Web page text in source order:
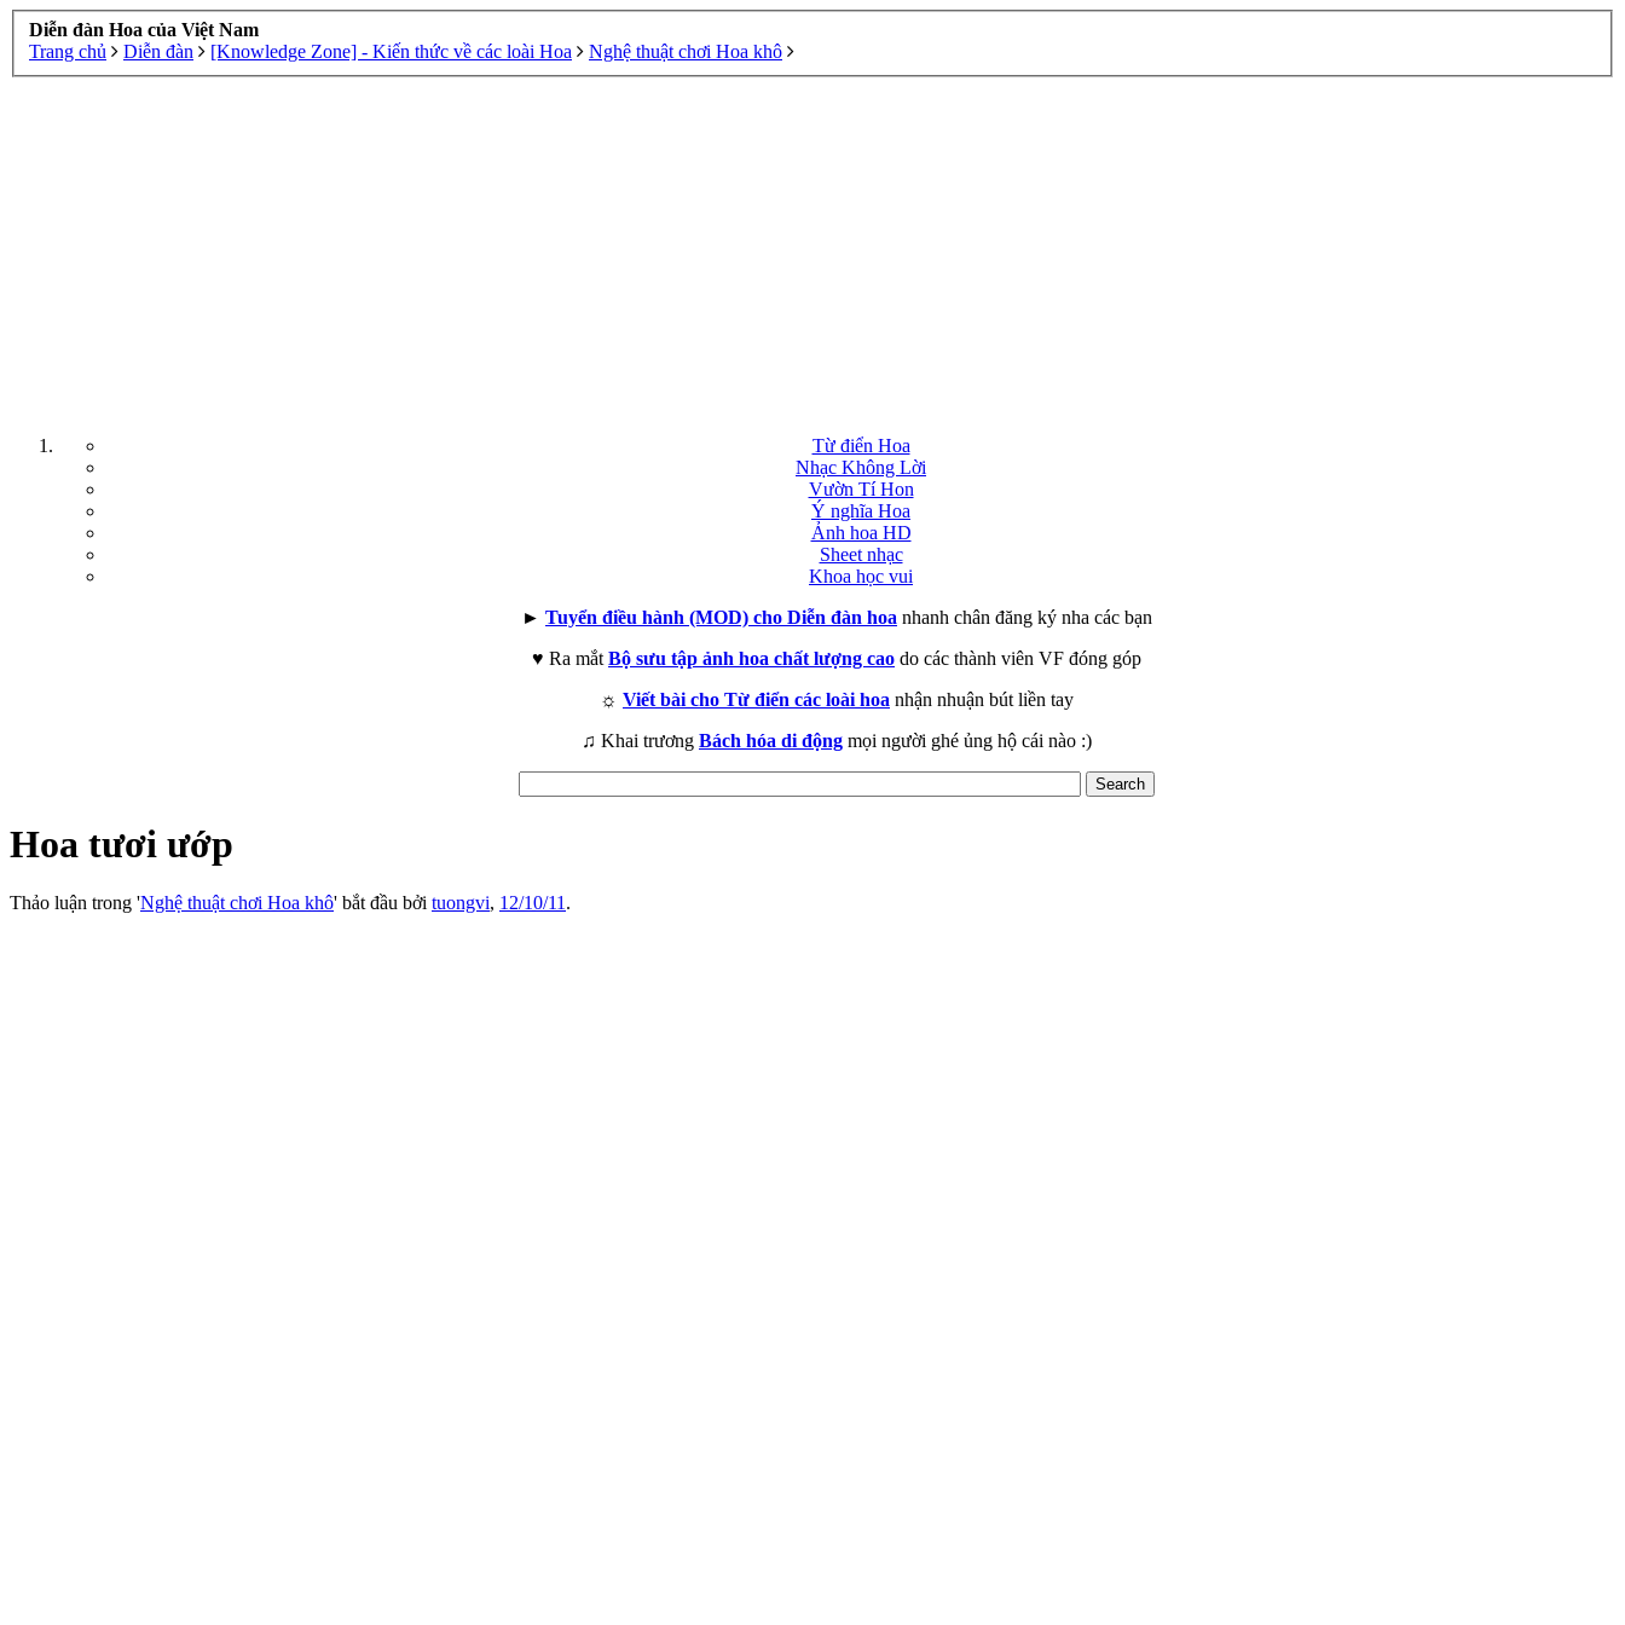
Diễn đàn Hoa của Việt Nam
Trang chủ
Diễn đàn [Knowledge Zone] - Kiến thức về các loài Hoa Nghệ thuật chơi Hoa khô
Từ điển Hoa
Nhạc Không Lời
Vườn Tí Hon
Ý nghĩa Hoa
Ảnh hoa HD
Sheet nhạc
Khoa học vui
► Tuyển điều hành (MOD) cho Diễn đàn hoa nhanh chân đăng ký nha các bạn
♥ Ra mắt Bộ sưu tập ảnh hoa chất lượng cao do các thành viên VF đóng góp
☼ Viết bài cho Từ điển các loài hoa nhận nhuận bút liền tay
♫ Khai trương Bách hóa di động mọi người ghé ủng hộ cái nào :)
Hoa tươi ướp
Thảo luận trong 'Nghệ thuật chơi Hoa khô' bắt đầu bởi tuongvi, 12/10/11.